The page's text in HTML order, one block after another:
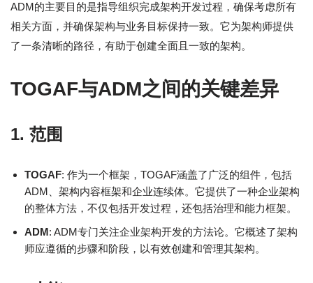
ADM的主要目的是指导组织完成架构开发过程，确保考虑所有
相关方面，并确保架构与业务目标保持一致。它为架构师提供
了一条清晰的路径，有助于创建全面且一致的架构。
TOGAF与ADM之间的关键差异
1. 范围
TOGAF: 作为一个框架，TOGAF涵盖了广泛的组件，包括
ADM、架构内容框架和企业连续体。它提供了一种企业架构
的整体方法，不仅包括开发过程，还包括治理和能力框架。
ADM: ADM专门关注企业架构开发的方法论。它概述了架构
师应遵循的步骤和阶段，以有效创建和管理其架构。